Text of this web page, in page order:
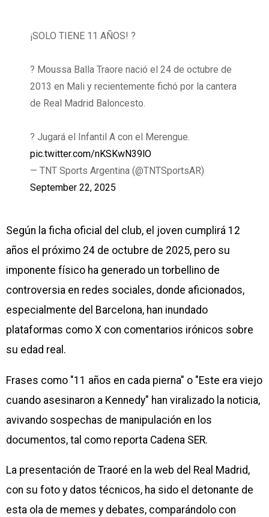
¡SOLO TIENE 11 AÑOS! ?
? Moussa Balla Traore nació el 24 de octubre de
2013 en Mali y recientemente fichó por la cantera
de Real Madrid Baloncesto.
? Jugará el Infantil A con el Merengue.
pic.twitter.com/nKSKwN39lO
— TNT Sports Argentina (@TNTSportsAR)
September 22, 2025
Según la ficha oficial del club, el joven cumplirá 12
años el próximo 24 de octubre de 2025, pero su
imponente físico ha generado un torbellino de
controversia en redes sociales, donde aficionados,
especialmente del Barcelona, han inundado
plataformas como X con comentarios irónicos sobre
su edad real.
Frases como "11 años en cada pierna" o "Este era viejo
cuando asesinaron a Kennedy" han viralizado la noticia,
avivando sospechas de manipulación en los
documentos, tal como reporta Cadena SER.
La presentación de Traoré en la web del Real Madrid,
con su foto y datos técnicos, ha sido el detonante de
esta ola de memes y debates, comparándolo con